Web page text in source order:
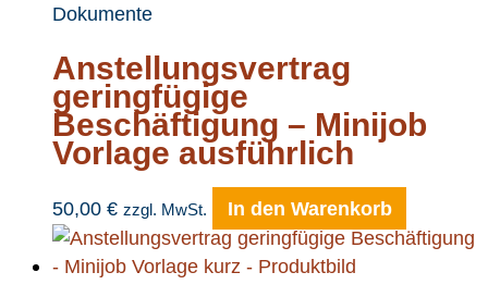
Dokumente
Anstellungsvertrag
geringfügige
Beschäftigung – Minijob
Vorlage ausführlich
50,00 € zzgl. MwSt. In den Warenkorb